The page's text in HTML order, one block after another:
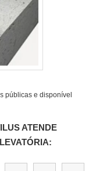
públicas e disponível
ATENDE